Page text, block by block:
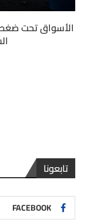
الأسواق تحت ضغط
تابعونا
FACEBOOK